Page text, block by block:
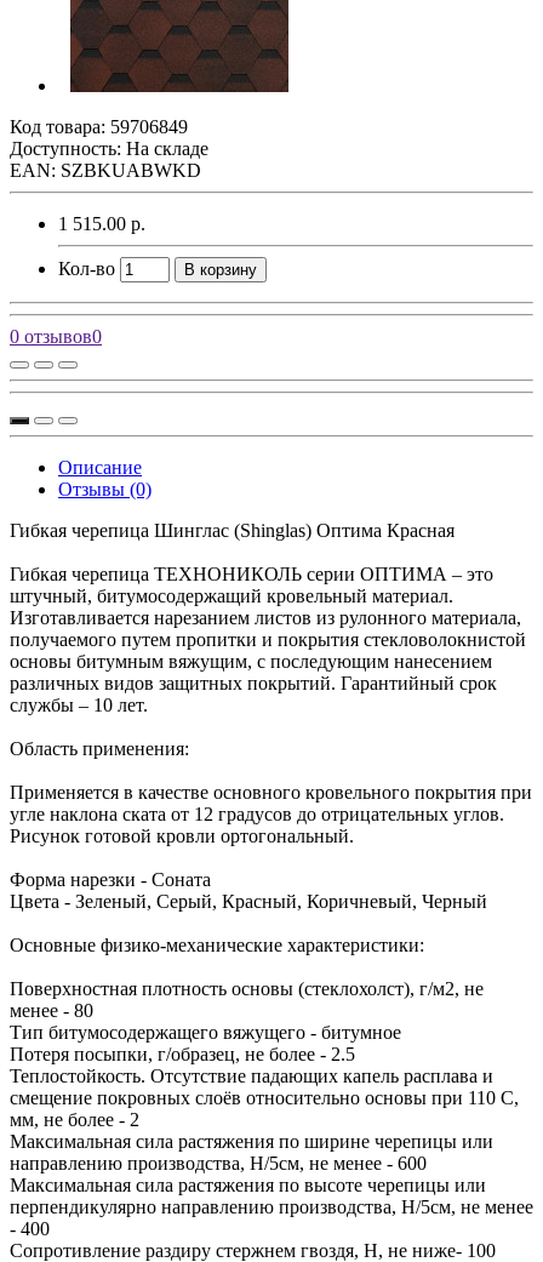
Код товара: 59706849
Доступность: На складе
EAN: SZBKUABWKD
1 515.00 р.
Кол-во В корзину
0 отзывов0
Описание
Отзывы (0)
Гибкая черепица Шинглас (Shinglas) Оптима Красная
Гибкая черепица ТЕХНОНИКОЛЬ серии ОПТИМА – это
штучный, битумосодержащий кровельный материал.
Изготавливается нарезанием листов из рулонного материала,
получаемого путем пропитки и покрытия стекловолокнистой
основы битумным вяжущим, с последующим нанесением
различных видов защитных покрытий. Гарантийный срок
службы – 10 лет.
Область применения:
Применяется в качестве основного кровельного покрытия при
угле наклона ската от 12 градусов до отрицательных углов.
Рисунок готовой кровли ортогональный.
Форма нарезки - Соната
Цвета - Зеленый, Серый, Красный, Коричневый, Черный
Основные физико-механические характеристики:
Поверхностная плотность основы (стеклохолст), г/м2, не
менее - 80
Тип битумосодержащего вяжущего - битумное
Потеря посыпки, г/образец, не более - 2.5
Теплостойкость. Отсутствие падающих капель расплава и
смещение покровных слоёв относительно основы при 110 С,
мм, не более - 2
Максимальная сила растяжения по ширине черепицы или
направлению производства, Н/5см, не менее - 600
Максимальная сила растяжения по высоте черепицы или
перпендикулярно направлению производства, Н/5см, не менее
- 400
Сопротивление раздиру стержнем гвоздя, Н, не ниже- 100